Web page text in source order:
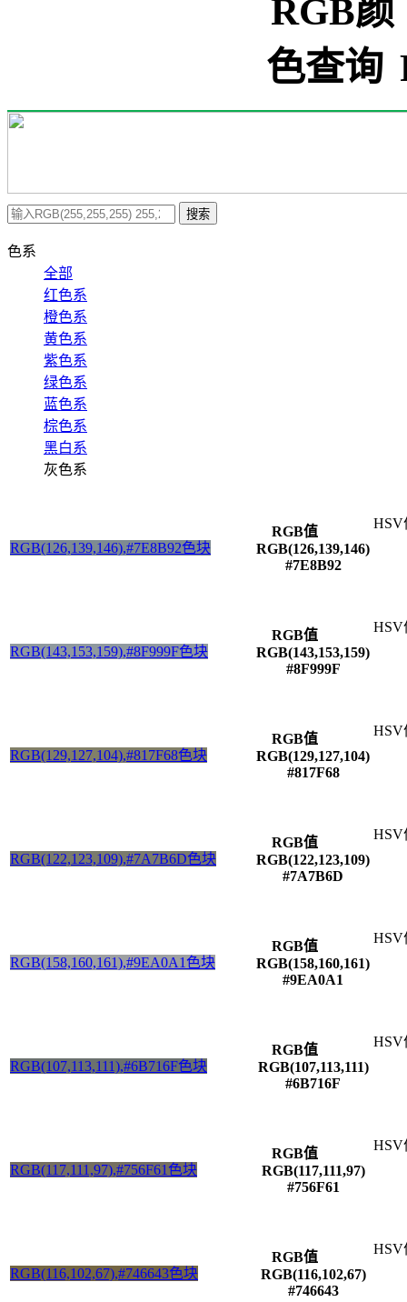
搜索
色系
全部
红色系
橙色系
黄色系
紫色系
绿色系
蓝色系
棕色系
黑白系
灰色系
RGB(126,139,146),#7E8B92色块
RGB值
RGB(126,139,146)
#7E8B92
HSV
RGB(143,153,159),#8F999F色块
RGB值
RGB(143,153,159)
#8F999F
HSV
RGB(129,127,104),#817F68色块
RGB值
RGB(129,127,104)
#817F68
HSV
RGB(122,123,109),#7A7B6D色块
RGB值
RGB(122,123,109)
#7A7B6D
HSV
RGB(158,160,161),#9EA0A1色块
RGB值
RGB(158,160,161)
#9EA0A1
HSV
RGB(107,113,111),#6B716F色块
RGB值
RGB(107,113,111)
#6B716F
HSV
RGB(117,111,97),#756F61色块
RGB值
RGB(117,111,97)
#756F61
HSV
RGB(116,102,67),#746643色块
RGB值
RGB(116,102,67)
#746643
HSV